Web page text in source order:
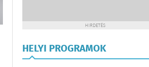
HIRDETÉS
HELYI PROGRAMOK